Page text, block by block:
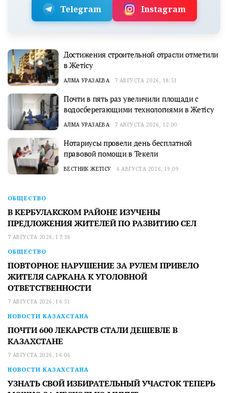
Telegram Instagram
Достижения строительной отрасли отметили
в Жетісу
АЛМА УРАЗАЕВА 7 АВГУСТА 2026, 18:51
Почти в пять раз увеличили площади с
водосберегающими технологиями в Жетісу
АЛМА УРАЗАЕВА 7 АВГУСТА 2026, 12:00
Нотариусы провели день бесплатной
правовой помощи в Текели
ВЕСТНИК ЖЕТІСУ 6 АВГУСТА 2026, 19:09
ОБЩЕСТВО
В КЕРБУЛАКСКОМ РАЙОНЕ ИЗУЧЕНЫ
ПРЕДЛОЖЕНИЯ ЖИТЕЛЕЙ ПО РАЗВИТИЮ СЕЛ
7 АВГУСТА 2026, 17:36
ОБЩЕСТВО
ПОВТОРНОЕ НАРУШЕНИЕ ЗА РУЛЕМ ПРИВЕЛО
ЖИТЕЛЯ САРКАНА К УГОЛОВНОЙ
ОТВЕТСТВЕННОСТИ
7 АВГУСТА 2026, 16:51
НОВОСТИ КАЗАХСТАНА
ПОЧТИ 600 ЛЕКАРСТВ СТАЛИ ДЕШЕВЛЕ В
КАЗАХСТАНЕ
7 АВГУСТА 2026, 16:06
НОВОСТИ КАЗАХСТАНА
УЗНАТЬ СВОЙ ИЗБИРАТЕЛЬНЫЙ УЧАСТОК ТЕПЕРЬ